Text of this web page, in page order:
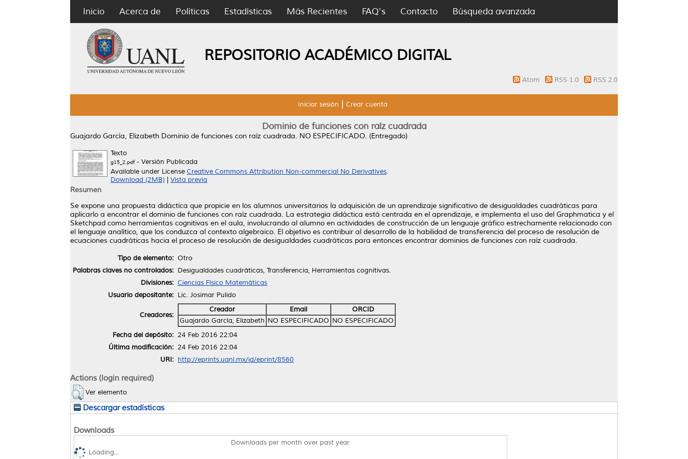
Inicio Acerca de Políticas Estadísticas Más Recientes FAQ's Contacto Búsqueda avanzada
REPOSITORIO ACADÉMICO DIGITAL
Atom RSS 1.0 RSS 2.0
Iniciar sesión Crear cuenta
Dominio de funciones con raíz cuadrada
Guajardo García, Elizabeth Dominio de funciones con raíz cuadrada. NO ESPECIFICADO. (Entregado)
Texto
g15_2.pdf- Versión Publicada
Available under License Creative Commons Attribution Non-commercial No Derivatives.
Download (2MB)
Vista previa
Resumen
Se expone una propuesta didáctica que propicie en los alumnos universitarios la adquisición de un aprendizaje significativo de desigualdades cuadráticas para
aplicarlo a encontrar el dominio de funciones con raíz cuadrada. La estrategia didáctica está centrada en el aprendizaje, e implementa el uso del Graphmatica y el
Sketchpad como herramientas cognitivas en el aula, involucrando al alumno en actividades de construcción de un lenguaje gráfico estrechamente relacionado con
el lenguaje analítico, que los conduzca al contexto algebraico. El objetivo es contribuir al desarrollo de la habilidad de transferencia del proceso de resolución de
ecuaciones cuadráticas hacia el proceso de resolución de desigualdades cuadráticas para entonces encontrar dominios de funciones con raíz cuadrada.
Tipo de elemento: Otro
Palabras claves no controlados: Desigualdades cuadráticas, Transferencia, Herramientas cognitivas.
Divisiones: Ciencias Físico Matemáticas
Usuario depositante: Lic. Josimar Pulido
Creadores:
Creador Email
ORCID
Guajardo García, Elizabeth NO ESPECIFICADO NO ESPECIFICADO
Fecha del depósito: 24 Feb 2016 22:04
Última modificación: 24 Feb 2016 22:04
URI: http://eprints.uanl.mx/id/eprint/8560
Actions (login required)
Ver elemento
Descargar estadísticas
Downloads
Downloads per month over past year
Loading...